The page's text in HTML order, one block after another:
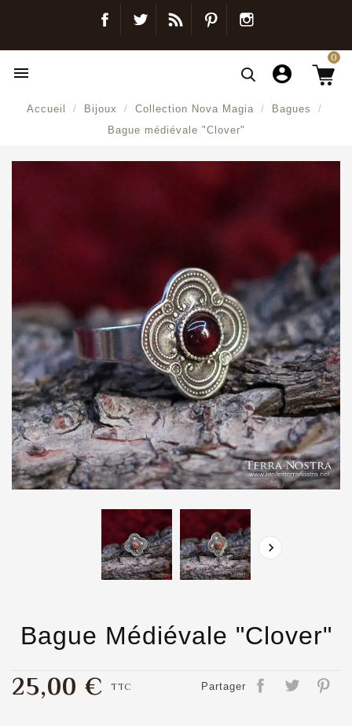
FacebookTwitter Blog Pinterest

0
Accueil Bijoux Collection Nova Magia
Bagues
Bague médiévale "Clover"

Bague Médiévale "Clover"
Partager
25,00 € TTC